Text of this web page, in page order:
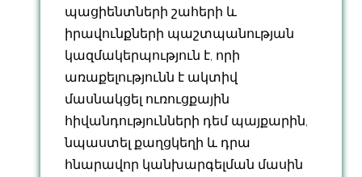
պացիենտների շահերի և
իրավունքների պաշտպանության
կազմակերպություն է, որի
առաքելությունն է ակտիվ
մասնակցել ուռուցքային
հիվանդությունների դեմ պայքարին,
նպաստել քաղցկեղի և դրա
հնարավոր կանխարգելման մասին